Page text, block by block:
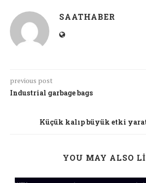
SAATHABER
previous post
Industrial garbage bags
Küçük kalıp büyük etki
YOU MAY ALSO